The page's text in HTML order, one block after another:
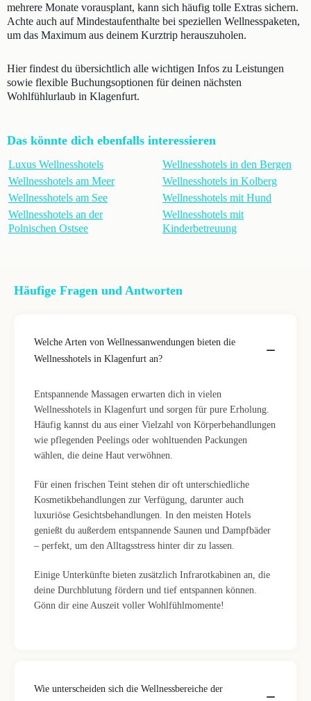
mehrere Monate vorausplant, kann sich häufig tolle Extras sichern.
Achte auch auf Mindestaufenthalte bei speziellen Wellnesspaketen,
um das Maximum aus deinem Kurztrip herauszuholen.
Hier findest du übersichtlich alle wichtigen Infos zu Leistungen
sowie flexible Buchungsoptionen für deinen nächsten
Wohlfühlurlaub in Klagenfurt.
Das könnte dich ebenfalls interessieren
Luxus Wellnesshotels
Wellnesshotels am Meer
Wellnesshotels am See
Wellnesshotels an der
Polnischen Ostsee
Wellnesshotels in den Bergen
Wellnesshotels in Kolberg
Wellnesshotels mit Hund
Wellnesshotels mit
Kinderbetreuung
Häufige Fragen und Antworten
Welche Arten von Wellnessanwendungen bieten die
Wellnesshotels in Klagenfurt an?
Entspannende Massagen erwarten dich in vielen
Wellnesshotels in Klagenfurt und sorgen für pure Erholung.
Häufig kannst du aus einer Vielzahl von Körperbehandlungen
wie pflegenden Peelings oder wohltuenden Packungen
wählen, die deine Haut verwöhnen.
Für einen frischen Teint stehen dir oft unterschiedliche
Kosmetikbehandlungen zur Verfügung, darunter auch
luxuriöse Gesichtsbehandlungen. In den meisten Hotels
genießt du außerdem entspannende Saunen und Dampfbäder
– perfekt, um den Alltagsstress hinter dir zu lassen.
Einige Unterkünfte bieten zusätzlich Infrarotkabinen an, die
deine Durchblutung fördern und tief entspannen können.
Gönn dir eine Auszeit voller Wohlfühlmomente!
Wie unterscheiden sich die Wellnessbereiche der